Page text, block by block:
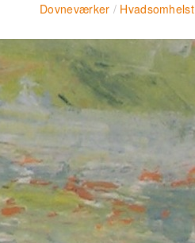
Dovneværker / Hvadsomhelst